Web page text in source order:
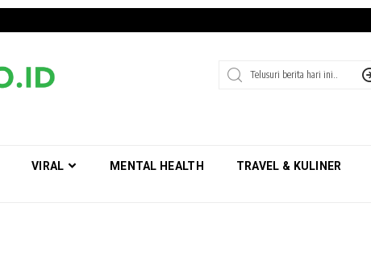
VIRAL MENTAL HEALTH TRAVEL & KULINER